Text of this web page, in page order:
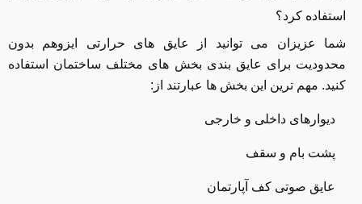
استفاده کرد؟
شما عزیزان می توانید از عایق های حرارتی ایزوهم بدون
محدودیت برای عایق بندی بخش های مختلف ساختمان استفاده
کنید. مهم ترین این بخش ها عبارتند از:
دیوارهای داخلی و خارجی
پشت بام و سقف
عایق صوتی کف آپارتمان